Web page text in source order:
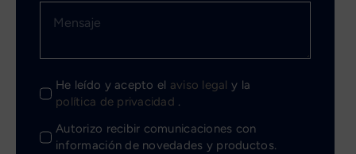
He leído y acepto el aviso legal y la
política de privacidad .
Autorizo recibir comunicaciones con
información de novedades y productos.